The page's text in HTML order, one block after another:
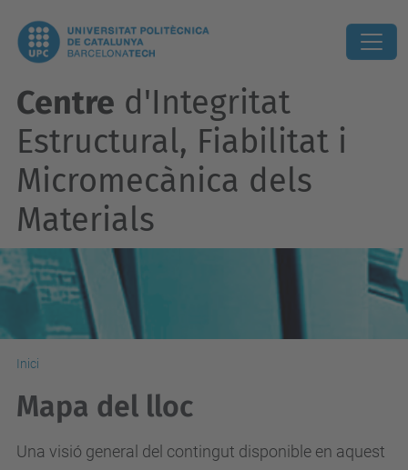
Centre d'Integritat
Estructural, Fiabilitat i
Micromecànica dels
Materials
Inici
Mapa del lloc
Una visió general del contingut disponible en aquest